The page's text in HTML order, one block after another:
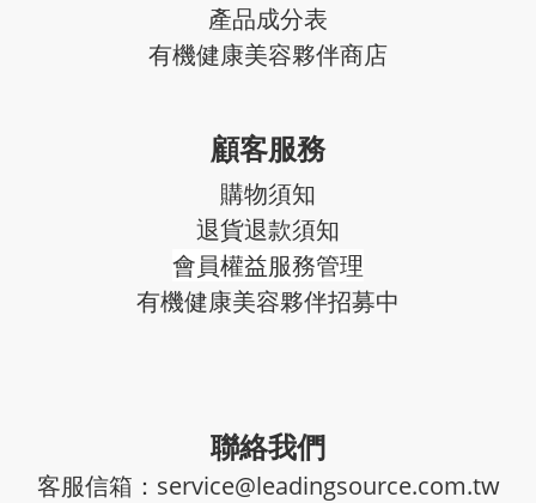
產品成分表
有機健康美容夥伴商店
顧客服務
購物須知
退貨退款須知
會員權益服務管理
有機健康美容夥伴招募中
聯絡我們
客服信箱：service@leadingsource.com.tw